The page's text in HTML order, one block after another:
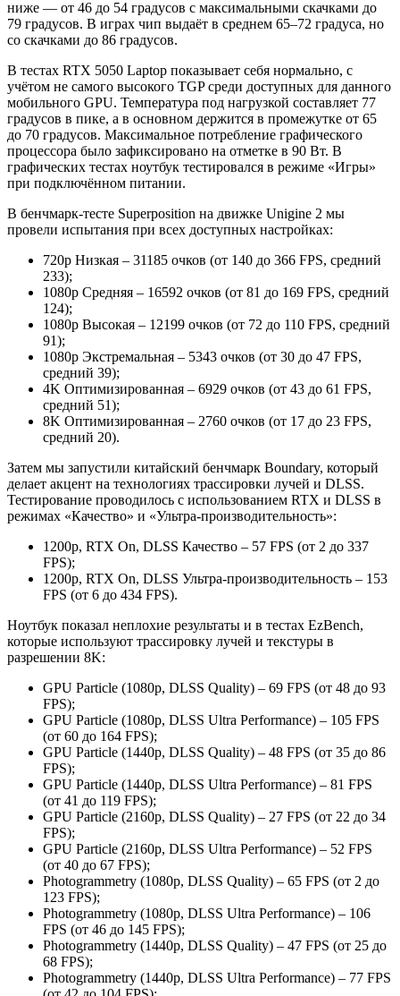
ниже — от 46 до 54 градусов с максимальными скачками до
79 градусов. В играх чип выдаёт в среднем 65–72 градуса, но
со скачками до 86 градусов.
В тестах RTX 5050 Laptop показывает себя нормально, с
учётом не самого высокого TGP среди доступных для данного
мобильного GPU. Температура под нагрузкой составляет 77
градусов в пике, а в основном держится в промежутке от 65
до 70 градусов. Максимальное потребление графического
процессора было зафиксировано на отметке в 90 Вт. В
графических тестах ноутбук тестировался в режиме «Игры»
при подключённом питании.
В бенчмарк-тесте Superposition на движке Unigine 2 мы
провели испытания при всех доступных настройках:
720p Низкая – 31185 очков (от 140 до 366 FPS, средний
233);
1080p Средняя – 16592 очков (от 81 до 169 FPS, средний
124);
1080p Высокая – 12199 очков (от 72 до 110 FPS, средний
91);
1080p Экстремальная – 5343 очков (от 30 до 47 FPS,
средний 39);
4K Оптимизированная – 6929 очков (от 43 до 61 FPS,
средний 51);
8K Оптимизированная – 2760 очков (от 17 до 23 FPS,
средний 20).
Затем мы запустили китайский бенчмарк Boundary, который
делает акцент на технологиях трассировки лучей и DLSS.
Тестирование проводилось с использованием RTX и DLSS в
режимах «Качество» и «Ультра-производительность»:
1200p, RTX On, DLSS Качество – 57 FPS (от 2 до 337
FPS);
1200p, RTX On, DLSS Ультра-производительность – 153
FPS (от 6 до 434 FPS).
Ноутбук показал неплохие результаты и в тестах EzBench,
которые используют трассировку лучей и текстуры в
разрешении 8K:
GPU Particle (1080p, DLSS Quality) – 69 FPS (от 48 до 93
FPS);
GPU Particle (1080p, DLSS Ultra Performance) – 105 FPS
(от 60 до 164 FPS);
GPU Particle (1440p, DLSS Quality) – 48 FPS (от 35 до 86
FPS);
GPU Particle (1440p, DLSS Ultra Performance) – 81 FPS
(от 41 до 119 FPS);
GPU Particle (2160p, DLSS Quality) – 27 FPS (от 22 до 34
FPS);
GPU Particle (2160p, DLSS Ultra Performance) – 52 FPS
(от 40 до 67 FPS);
Photogrammetry (1080p, DLSS Quality) – 65 FPS (от 2 до
123 FPS);
Photogrammetry (1080p, DLSS Ultra Performance) – 106
FPS (от 46 до 145 FPS);
Photogrammetry (1440p, DLSS Quality) – 47 FPS (от 25 до
68 FPS);
Photogrammetry (1440p, DLSS Ultra Performance) – 77 FPS